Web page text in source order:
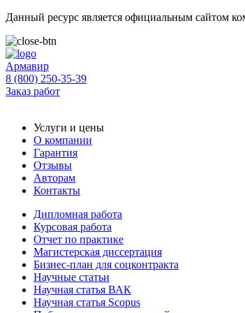
Данный ресурс является официальным сайтом
Армавир
8 (800) 250-35-39
Заказ работ
Услуги и цены
О компании
Гарантия
Отзывы
Авторам
Контакты
Дипломная работа
Курсовая работа
Отчет по практике
Магистерская диссертация
Бизнес-план для соцконтракта
Научные статьи
Научная статья ВАК
Научная статья Scopus